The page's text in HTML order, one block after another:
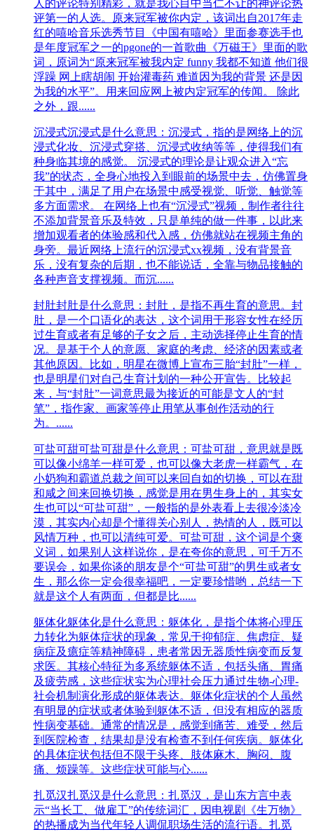
人的评论特别精彩，就是我心目中当仁不让的神评论热
评第一的人选。原来冠军被你内定，该词出自2017年走
红的嘻哈音乐选秀节目《中国有嘻哈》里面参赛选手也
是年度冠军之一的pgone的一首歌曲《万磁王》里面的歌
词，原词为“原来冠军被我内定 funny 我都不知道 他们很
浮躁 网上瞎胡闹 开始灌毒药 难道因为我的背景 还是因
为我的水平”。用来回应网上被内定冠军的传闻。 除此
之外，跟......
沉浸式沉浸式是什么意思：沉浸式，指的是网络上的沉
浸式化妆、沉浸式穿搭、沉浸式收纳等等，使得我们有
种身临其境的感觉。 沉浸式的理论是让观众进入“忘
我”的状态，全身心地投入到眼前的场景中去，仿佛置身
于其中，满足了用户在场景中感受视觉、听觉、触觉等
多方面需求。 在网络上也有“沉浸式”视频，制作者往往
不添加背景音乐及特效，只是单纯的做一件事，以此来
增加观看者的体验感和代入感，仿佛就站在视频主角的
身旁。最近网络上流行的沉浸式xx视频，没有背景音
乐，没有复杂的后期，也不能说话，全靠与物品接触的
各种声音支撑视频。而沉......
封肚封肚是什么意思：封肚，是指不再生育的意思。封
肚，是一个口语化的表达，这个词用于形容女性在经历
过生育或者有足够的子女之后，主动选择停止生育的情
况。是基于个人的意愿、家庭的考虑、经济的因素或者
其他原因。比如，明星在微博上宣布三胎“封肚”一样，
也是明星们对自己生育计划的一种公开宣告。比较起
来，与“封肚”一词意思最为接近的可能是文人的“封
笔”，指作家、画家等停止用笔从事创作活动的行
为。......
可盐可甜可盐可甜是什么意思：可盐可甜，意思就是既
可以像小绵羊一样可爱，也可以像大老虎一样霸气，在
小奶狗和霸道总裁之间可以来回自如的切换，可以在甜
和咸之间来回换切换，感觉是用在男生身上的，其实女
生也可以“可盐可甜”，一般指的是外表看上去很冷淡冷
漠，其实内心却是个懂得关心别人，热情的人，既可以
风情万种，也可以清纯可爱。可盐可甜，这个词是个褒
义词，如果别人这样说你，是在夸你的意思，可千万不
要误会，如果你谈的朋友是个“可盐可甜”的男生或者女
生，那么你一定会很幸福吧，一定要珍惜哟，总结一下
就是这个人有两面，但都是比......
躯体化躯体化是什么意思：躯体化，是指个体将心理压
力转化为躯体症状的现象，常见于抑郁症、焦虑症、疑
病症及癔症等精神障碍，患者常因无器质性病变而反复
求医。其核心特征为多系统躯体不适，包括头痛、胃痛
及疲劳感，这些症状实为心理社会压力通过生物-心理-
社会机制演化形成的躯体表达。躯体化症状的个人虽然
有明显的症状或者体验到躯体不适，但没有相应的器质
性病变基础。通常的情况是，感觉到痛苦、难受，然后
到医院检查，结果却是没有检查不到任何疾病。躯体化
的具体症状包括但不限于头疼、肢体麻木、胸闷、腹
痛、烦躁等。这些症状可能与心......
扎觅汉扎觅汉是什么意思：扎觅汉，是山东方言中表
示“当长工、做雇工”的传统词汇，因电视剧《生万物》
的热播成为当代年轻人调侃职场生活的流行语。扎觅